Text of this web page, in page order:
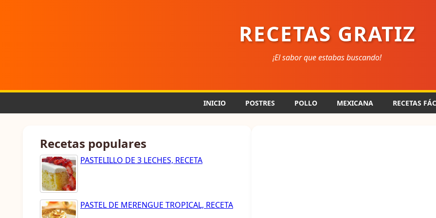
RECETAS GRATIZ
¡El sabor que estabas buscando!
INICIO POSTRES POLLO MEXICANA RECETAS
Recetas populares
PASTELILLO DE 3 LECHES, RECETA
PASTEL DE MERENGUE TROPICAL, RECETA